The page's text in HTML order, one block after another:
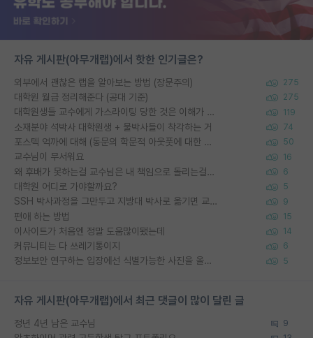
자유 게시판(아무개랩)에서 핫한 인기글은?
외부에서 괜찮은 랩을 알아보는 방법 (장문주의) 275
대학원 월급 정리해준다 (공대 기준) 275
대학원생들 교수에게 가스라이팅 당한 것은 이해가 갑니다. 안타깝네요. 119
소재분야 석박사 대학원생 + 물박사들이 착각하는 거 74
포스텍 억까에 대해 (동문의 학문적 아웃풋에 대한 반박) 50
교수님이 무서워요 16
왜 후배가 못하는걸 교수님은 내 책임으로 돌리는걸까요? 6
대학원 어디로 가야할까요? 5
SSH 박사과정을 그만두고 지방대 박사로 옮기면 교수의 꿈은 끝일까요? 9
편애 하는 방법 15
이사이트가 처음엔 정말 도움많이됐는데 14
커뮤니티는 다 쓰레기통이지 6
정보보안 연구하는 입장에선 식별가능한 사진을 올리는건 비추이긴함 5
자유 게시판(아무개랩)에서 최근 댓글이 많이 달린 글
정년 4년 남은 교수님 9